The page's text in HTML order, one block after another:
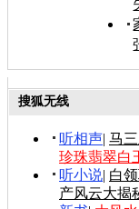
搜狐无线
听相声| 马
珍珠翡翠白
听小说| 白
产风云大揭